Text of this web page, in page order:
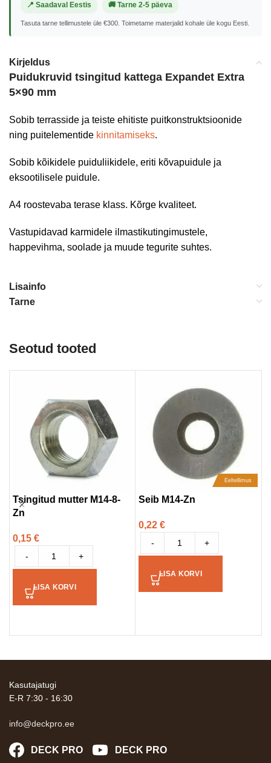
📍 Saadaval Eestis 🚚 Tarne 2-5 päeva
Tasuta tarne tellimustele üle €300. Toimetame materjalid kohale üle kogu Eesti.
Kirjeldus
Puidukruvid tsingitud kattega Expandet Extra
5×90 mm
Sobib terrasside ja teiste ehitiste puitkonstruktsioonide
ning puitelementide kinnitamiseks.
Sobib kõikidele puiduliikidele, eriti kõvapuidule ja
eksootilisele puidule.
A4 roostevaba terase klass. Kõrge kvaliteet.
Vastupidavad karmidele ilmastikutingimustele,
happevihma, soolade ja muude tegurite suhtes.
Lisainfo
Tarne
Seotud tooted
Tsingitud mutter M14-8-
Zn
0,15 €
- +
LISA KORVI
Eeltellimus
Seib M14-Zn
0,22 €
- +
LISA KORVI
Kasutajatugi
E-R 7:30 - 16:30
info@deckpro.ee
DECK PRO DECK PRO